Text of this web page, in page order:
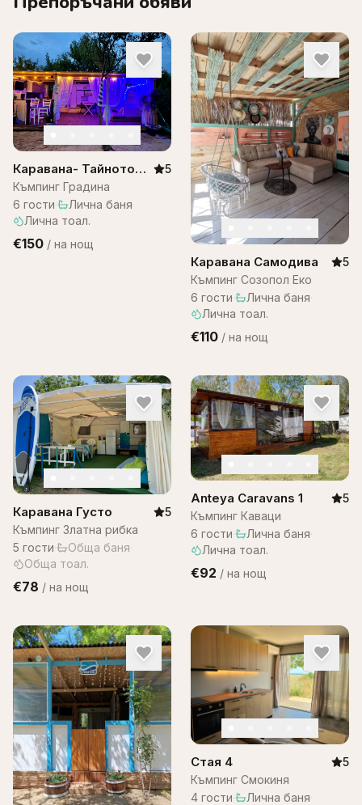
Каравана- Тайното
място, къмпинг
градина
5
Къмпинг Градина
6 гости· Лична баня·
Лична тоал.
€150 / на нощ
Каравана Самодива
5
Къмпинг Созопол Еко
6 гости· Лична баня·
Лична тоал.
€110 / на нощ
Каравана Густо
5
Къмпинг Златна рибка
5 гости· Обща баня·
Обща тоал.
€78 / на нощ
Anteya Caravans 1
5
Къмпинг Каваци
6 гости· Лична баня·
Лична тоал.
€92 / на нощ
Стая 4
5
Къмпинг Смокиня
4 гости· Лична баня·